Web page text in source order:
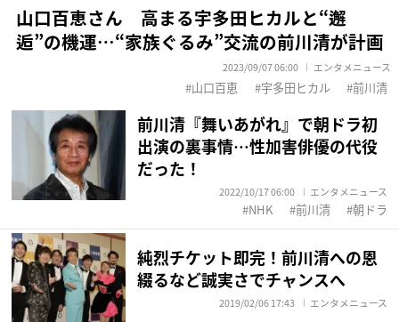
山口百恵さん 高まる宇多田ヒカルと“邂
逅”の機運…“家族ぐるみ”交流の前川清が計画
2023/09/07 06:00 エンタメニュース
山口百恵 宇多田ヒカル 前川清
前川清『舞いあがれ』で朝ドラ初
出演の裏事情…性加害俳優の代役
だった！
2022/10/17 06:00 エンタメニュース
NHK 前川清 朝ドラ
純烈チケット即完！前川清への恩
綴るなど誠実さでチャンスへ
2019/02/06 17:43 エンタメニュース